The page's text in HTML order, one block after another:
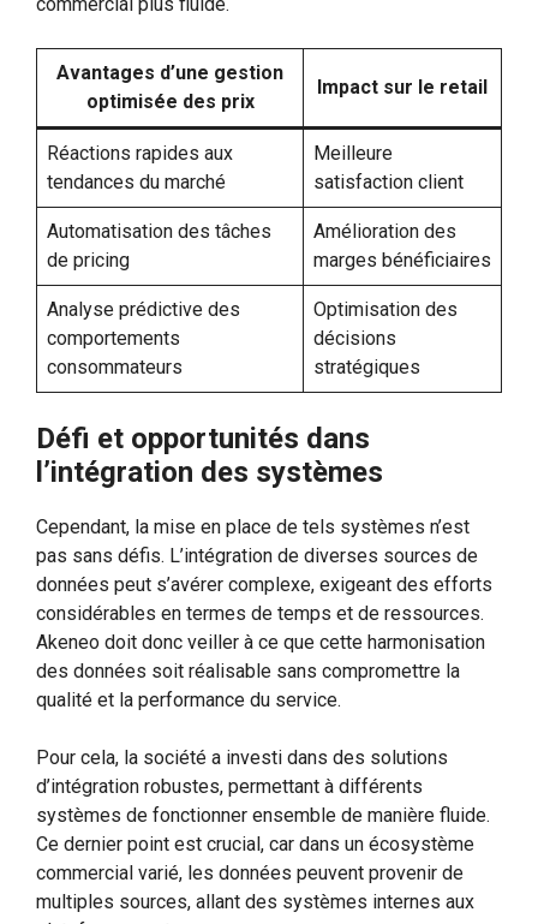
Avantages d’une gestion
optimisée des prix
Impact sur le retail
Réactions rapides aux
tendances du marché
Meilleure
satisfaction client
Automatisation des tâches
de pricing
Amélioration des
marges bénéficiaires
Analyse prédictive des
comportements
consommateurs
Optimisation des
décisions
stratégiques
Défi et opportunités dans
l’intégration des systèmes
Cependant, la mise en place de tels systèmes n’est
pas sans défis. L’intégration de diverses sources de
données peut s’avérer complexe, exigeant des efforts
considérables en termes de temps et de ressources.
Akeneo doit donc veiller à ce que cette harmonisation
des données soit réalisable sans compromettre la
qualité et la performance du service.
Pour cela, la société a investi dans des solutions
d’intégration robustes, permettant à différents
systèmes de fonctionner ensemble de manière fluide.
Ce dernier point est crucial, car dans un écosystème
commercial varié, les données peuvent provenir de
multiples sources, allant des systèmes internes aux